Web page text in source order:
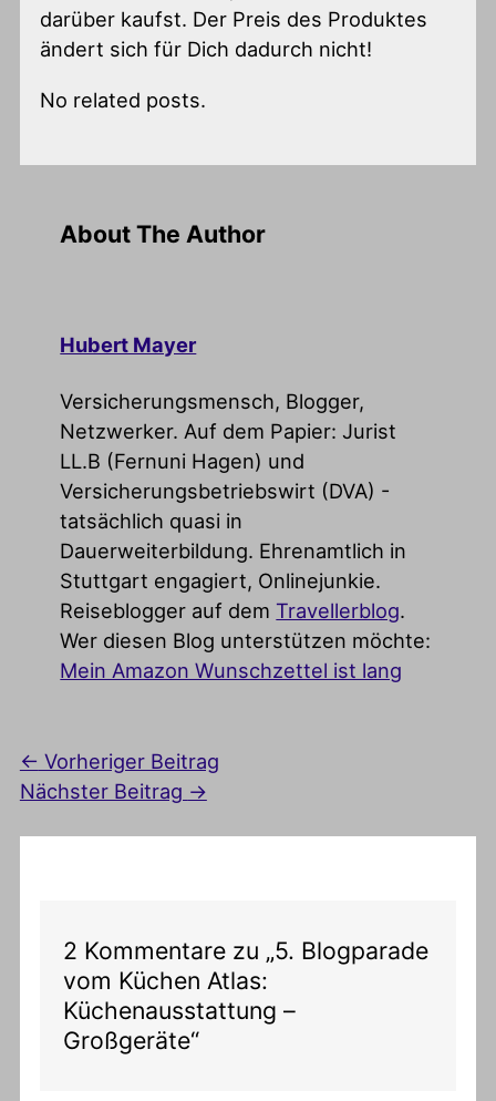
darüber kaufst. Der Preis des Produktes
ändert sich für Dich dadurch nicht!
No related posts.
About The Author
Hubert Mayer
Versicherungsmensch, Blogger,
Netzwerker. Auf dem Papier: Jurist
LL.B (Fernuni Hagen) und
Versicherungsbetriebswirt (DVA) -
tatsächlich quasi in
Dauerweiterbildung. Ehrenamtlich in
Stuttgart engagiert, Onlinejunkie.
Reiseblogger auf dem Travellerblog.
Wer diesen Blog unterstützen möchte:
Mein Amazon Wunschzettel ist lang
← Vorheriger Beitrag
Nächster Beitrag →
2 Kommentare zu „5. Blogparade
vom Küchen Atlas:
Küchenausstattung –
Großgeräte“